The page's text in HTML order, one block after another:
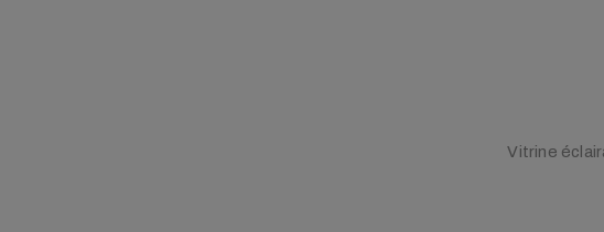
Vitrine